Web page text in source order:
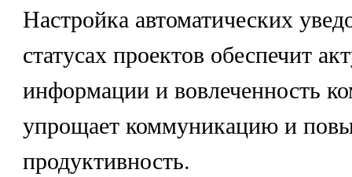
Настройка автоматических
статусах проектов обеспечит
информации и вовлеченность
упрощает коммуникацию и
продуктивность.